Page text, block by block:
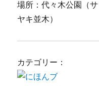
場所：代々木公園（
ヤキ並木）
カテゴリー：